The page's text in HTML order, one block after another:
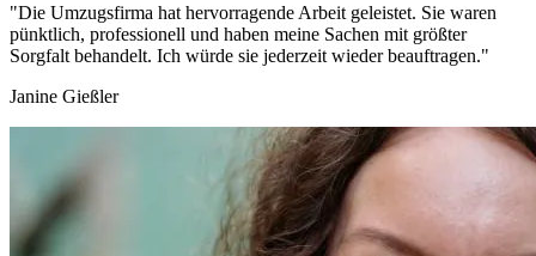
"Die Umzugsfirma hat hervorragende Arbeit geleistet. Sie waren
pünktlich, professionell und haben meine Sachen mit größter
Sorgfalt behandelt. Ich würde sie jederzeit wieder beauftragen."
Janine Gießler